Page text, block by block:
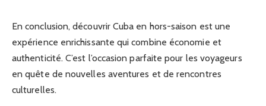
En conclusion, découvrir Cuba en hors-saison est une
expérience enrichissante qui combine économie et
authenticité. C’est l’occasion parfaite pour les voyageurs
en quête de nouvelles aventures et de rencontres
culturelles.